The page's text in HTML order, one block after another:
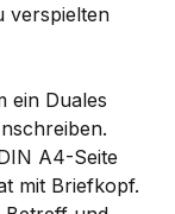
verspielten
ein Duales
A4-Seite
mit Briefkopf.